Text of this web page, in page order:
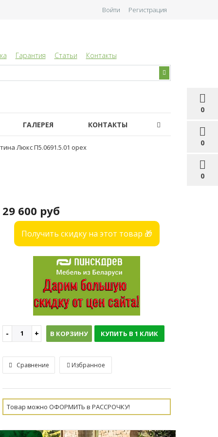
0
0
0
Войти Регистрация
Гарантия Статьи Контакты
ГАЛЕРЕЯ КОНТАКТЫ
Люкс П5.0691.5.01 орех
29 600 руб
Получить скидку на этот товар 🎁
В КОРЗИНУ КУПИТЬ В 1 КЛИК
Сравнение Избранное
Товар можно ОФОРМИТЬ в РАССРОЧКУ!